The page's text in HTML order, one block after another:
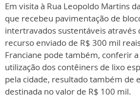
Em visita à Rua Leopoldo Martins
que recebeu pavimentação de
intertravados sustentáveis através
recurso enviado de R$ 300 mil
Franciane pode também, conferir a
utilização dos contêiners de lixo
pela cidade, resultado também de
destinada no valor de R$ 100 mil.